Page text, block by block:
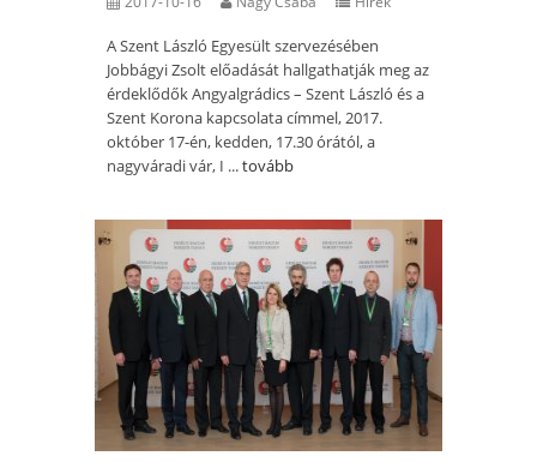
A Szent László Egyesült szervezésében
Jobbágyi Zsolt előadását hallgathatják meg az
érdeklődők Angyalgrádics – Szent László és a
Szent Korona kapcsolata címmel, 2017.
október 17-én, kedden, 17.30 órától, a
nagyváradi vár, I ...tovább